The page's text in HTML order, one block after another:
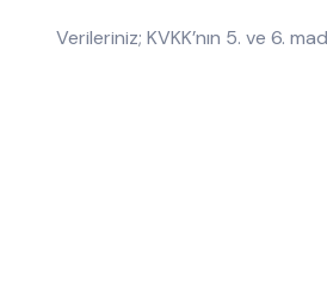
Verileriniz; KVKK’nın 5. ve 6.